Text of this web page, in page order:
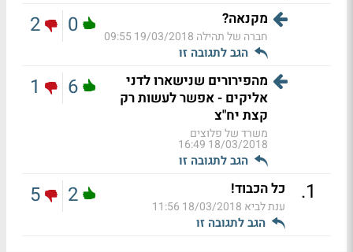
מקנאה?
חברה של תהילה 19/03/2018 09:55
הגב לתגובה זו
0
2
מהפירורים שנישארו לדני
אליקים - אפשר לעשות רק
קצת יח"צ
משרד של פלוצים
18/03/2018 16:49
הגב לתגובה זו
6
1
1
. כל הכבוד!
ענת לביא 18/03/2018 11:56
הגב לתגובה זו
2
5